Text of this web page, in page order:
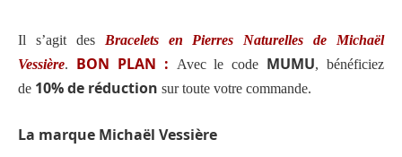
Il s’agit des Bracelets en Pierres Naturelles de Michaël
Vessière. BON PLAN : Avec le code MUMU, bénéficiez
de 10% de réduction sur toute votre commande.
La marque Michaël Vessière